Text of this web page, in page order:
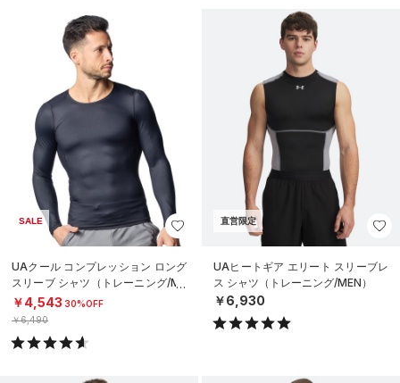
SALE
UAクール コンプレッション ロング
スリーブ シャツ（トレーニング/ME
N）
￥4,543 30%OFF
￥6,490
直営限定
UAヒートギア エリート スリーブレ
ス シャツ（トレーニング/MEN）
￥6,930